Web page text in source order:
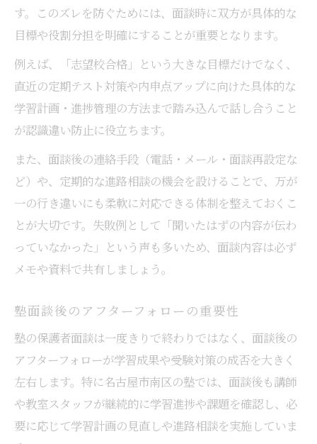
す。このズレを防ぐためには、面談時に双方が具体的な
目標や役割分担を明確にすることが重要となります。
例えば、「志望校合格」という大きな目標だけでなく、
直近の定期テスト対策や内申点アップに向けた具体的な
学習計画・進捗管理の方法まで踏み込んで話し合うこと
が認識違い防止に役立ちます。
また、面談後の連絡手段（電話・メール・面談再設定な
ど）や、定期的な進路相談の機会を設けることで、万が
一の行き違いにも柔軟に対応できる体制を整えておくこ
とが大切です。失敗例として「聞いたはずの内容が伝わ
っていなかった」という声も多いため、面談内容は必ず
メモや資料で共有しましょう。
塾面談後のアフターフォローの重要性
塾の保護者面談は一度きりで終わりではなく、面談後の
アフターフォローが学習成果や受験対策の成否を大きく
左右します。特に名古屋市南区の塾では、面談後も講師
や教室スタッフが継続的に学習進捗や課題を確認し、必
要に応じて学習計画の見直しや進路相談を実施していま